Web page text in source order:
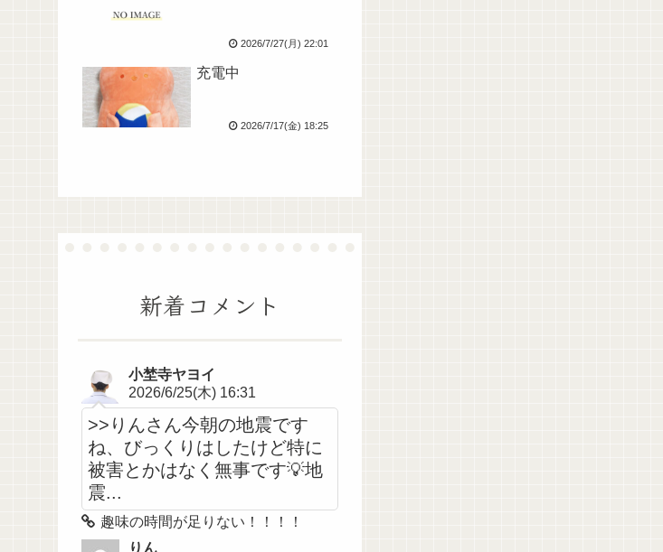
2026/7/27(月) 22:01
充電中
2026/7/17(金) 18:25
新着コメント
小埜寺ヤヨイ
2026/6/25(木) 16:31
>>りんさん今朝の地震です
ね、びっくりはしたけど特に
被害とかはなく無事です💡地
震...
趣味の時間が足りない！！！！
りん